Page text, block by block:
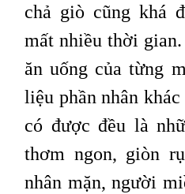
chả giò cũng khá
mất nhiều thời
ăn uống của từng
liệu phần nhân
có được đều là
thơm ngon, giòn
nhân mặn, người